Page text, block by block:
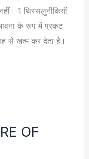
1 थिस्सलुनीकियों
के रूप में प्रकट
से खत्म कर देता है।
OF